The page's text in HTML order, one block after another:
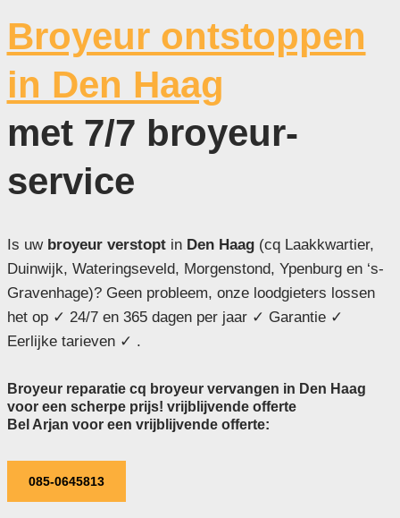
Broyeur ontstoppen
in Den Haag
met 7/7 broyeur-
service
Is uwbroyeur verstoptin Den Haag(cq Laakkwartier,
Duinwijk, Wateringseveld, Morgenstond, Ypenburg en ‘s-
Gravenhage)? Geen probleem, onze loodgieters lossen
het op ✓ 24/7 en 365 dagen per jaar ✓ Garantie ✓
Eerlijke tarieven ✓ .
Broyeur reparatie cq broyeur vervangen in Den Haag
voor een scherpe prijs! vrijblijvende offerte
Bel Arjan voor een vrijblijvende offerte:
085-0645813